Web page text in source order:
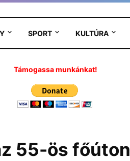
SPORT KULTÚRA
Támogassa munkánkat!
55-ös főúton